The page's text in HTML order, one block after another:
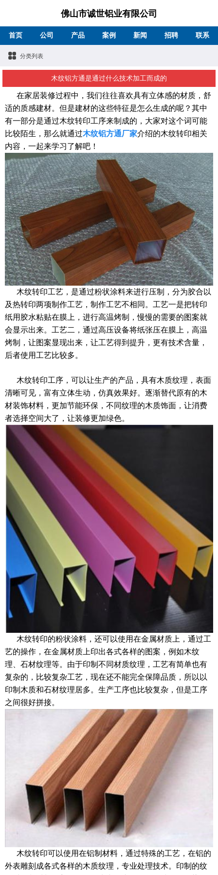
佛山市诚世铝业有限公司
首页 公司 产品 案例 新闻 招聘 联系
分类列表
木纹铝方通是通过什么技术加工而成的
在家居装修过程中，我们往往喜欢具有立体感的材质，舒
适的质感建材。但是建材的这些特征是怎么生成的呢？其中
有一部分是通过木纹转印工序来制成的，大家对这个词可能
比较陌生，那么就通过木纹铝方通厂家介绍的木纹转印相关
内容，一起来学习了解吧！
木纹转印工艺，是通过粉状涂料来进行压制，分为胶合以
及热转印两项制作工艺，制作工艺不相同。工艺一是把转印
纸用胶水粘贴在膜上，进行高温烤制，慢慢的需要的图案就
会显示出来。工艺二，通过高压设备将纸张压在膜上，高温
烤制，让图案显现出来，让工艺得到提升，更有技术含量，
后者使用工艺比较多。
木纹转印工序，可以让生产的产品，具有木质纹理，表面
清晰可见，富有立体生动，仿真效果好。逐渐替代原有的木
材装饰材料，更加节能环保，不同纹理的木质饰面，让消费
者选择空间大了，让装修更加绿色。
木纹转印的粉状涂料，还可以使用在金属材质上，通过工
艺的操作，在金属材质上印出各式各样的图案，例如木纹
理、石材纹理等。由于印制不同材质纹理，工艺有简单也有
复杂的，比较复杂工艺，现在还不能完全保障品质，所以以
印制木质和石材纹理居多。生产工序也比较复杂，但是工序
之间很好拼接。
木纹转印可以使用在铝制材料，通过特殊的工艺，在铝的
外表雕刻成各式各样的木质纹理，专业处理技术。印制的纹